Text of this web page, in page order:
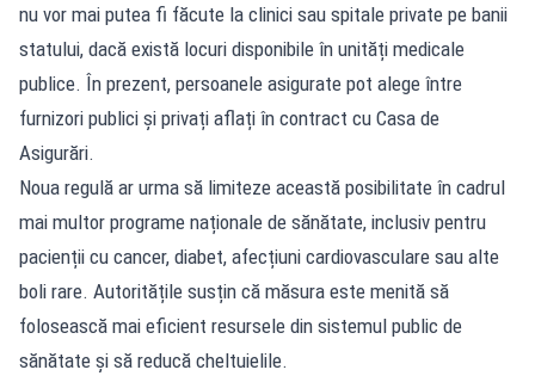
nu vor mai putea fi făcute la clinici sau spitale private pe banii
statului, dacă există locuri disponibile în unități medicale
publice. În prezent, persoanele asigurate pot alege între
furnizori publici și privați aflați în contract cu Casa de
Asigurări.
Noua regulă ar urma să limiteze această posibilitate în cadrul
mai multor programe naționale de sănătate, inclusiv pentru
pacienții cu cancer, diabet, afecțiuni cardiovasculare sau alte
boli rare. Autoritățile susțin că măsura este menită să
folosească mai eficient resursele din sistemul public de
sănătate și să reducă cheltuielile.